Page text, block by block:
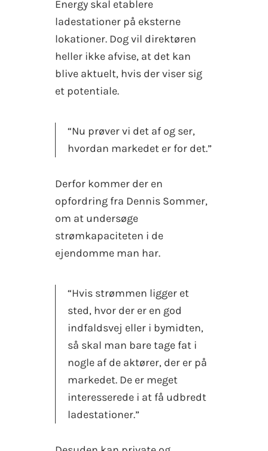
Energy skal etablere
ladestationer på eksterne
lokationer. Dog vil direktøren
heller ikke afvise, at det kan
blive aktuelt, hvis der viser sig
et potentiale.
“Nu prøver vi det af og ser,
hvordan markedet er for det.”
Derfor kommer der en
opfordring fra Dennis Sommer,
om at undersøge
strømkapaciteten i de
ejendomme man har.
“Hvis strømmen ligger et
sted, hvor der er en god
indfaldsvej eller i bymidten,
så skal man bare tage fat i
nogle af de aktører, der er på
markedet. De er meget
interesserede i at få udbredt
ladestationer.”